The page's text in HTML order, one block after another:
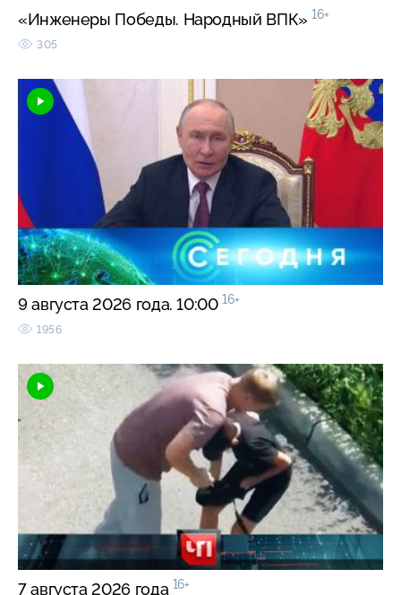
«Инженеры Победы. Народный ВПК» 16+
305
9 августа 2026 года. 10:00 16+
1956
7 августа 2026 года 16+